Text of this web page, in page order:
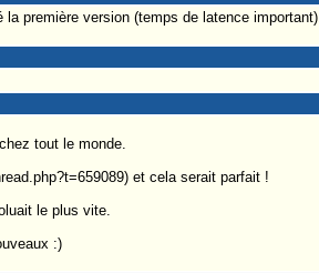
première version (temps de latence important).
tout le monde.
et cela serait parfait !
le plus vite.
:)